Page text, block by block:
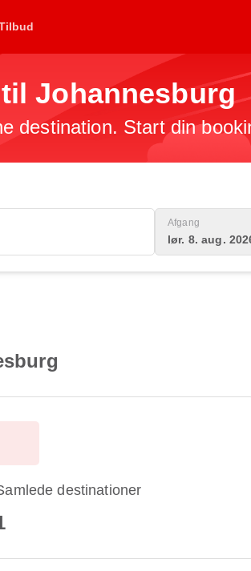
Johannesburg
destination. Start din
Afgang
lør. 8. aug.
destinationer